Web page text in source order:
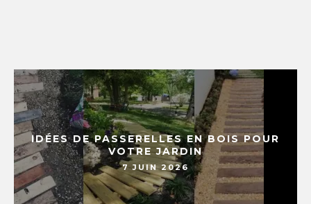
IDÉES DE PASSERELLES EN BOIS POUR
VOTRE JARDIN
7 JUIN 2026